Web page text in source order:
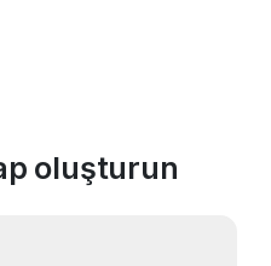
oluşturun